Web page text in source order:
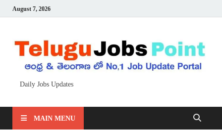
August 7, 2026
Daily Jobs Updates
MAIN MENU